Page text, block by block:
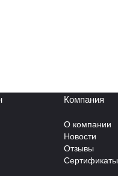
Компания
О компании
Новости
Отзывы
Сертификаты